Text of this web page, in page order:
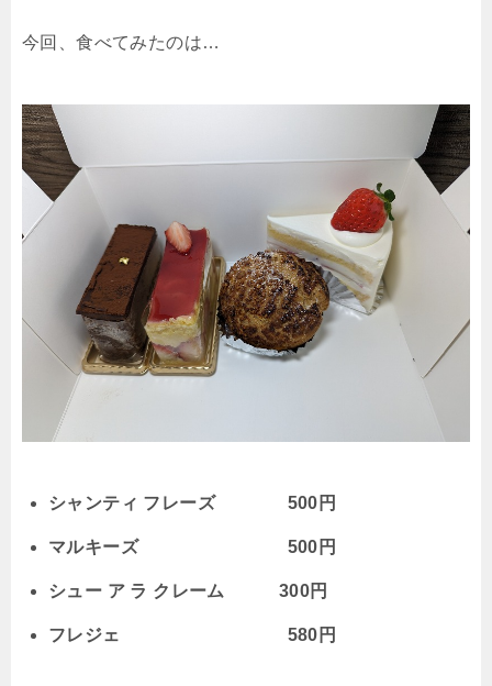
今回、食べてみたのは…
シャンティ フレーズ 500円
マルキーズ 500円
シュー ア ラ クレーム 300円
フレジェ 580円